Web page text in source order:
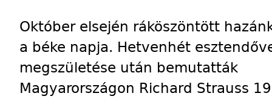
Október elsején ráköszöntött
a béke napja. Hetvenhét
megszületése után bemutatták
Magyarországon Richard Strauss